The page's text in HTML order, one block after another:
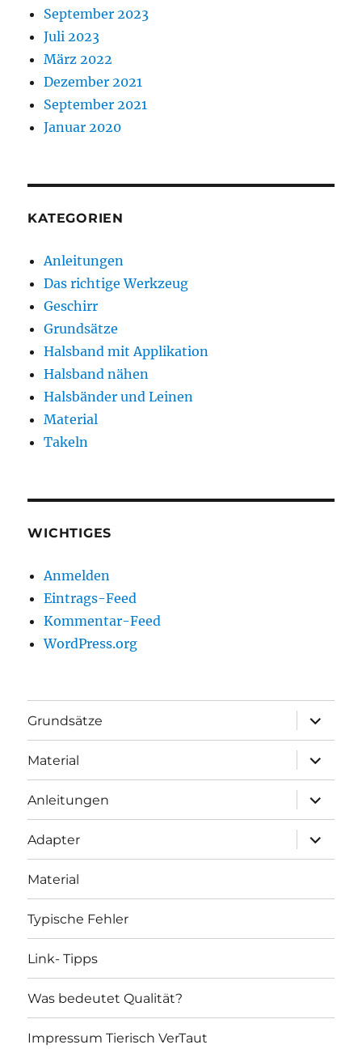
September 2023
Juli 2023
März 2022
Dezember 2021
September 2021
Januar 2020
KATEGORIEN
Anleitungen
Das richtige Werkzeug
Geschirr
Grundsätze
Halsband mit Applikation
Halsband nähen
Halsbänder und Leinen
Material
Takeln
WICHTIGES
Anmelden
Eintrags-Feed
Kommentar-Feed
WordPress.org
Grundsätze
öffnen
Material
öffnen
Anleitungen
öffnen
Adapter
öffnen
Material
Typische Fehler
Link- Tipps
Was bedeutet Qualität?
Impressum Tierisch VerTaut